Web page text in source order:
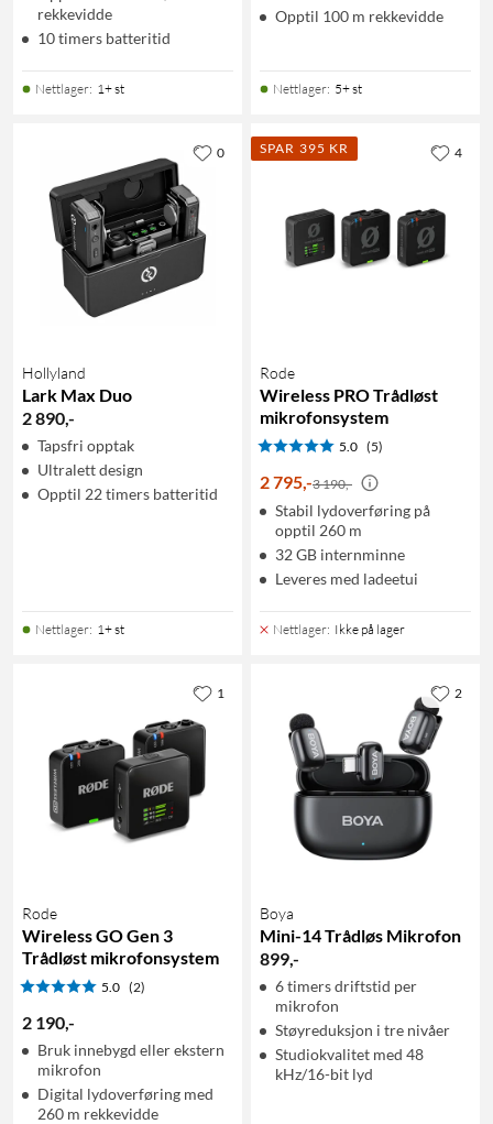
rekkevidde
10 timers batteritid
Nettlager: 1+ st
Opptil 100 m rekkevidde
Nettlager: 5+ st
Hollyland
Lark Max Duo
2 890,-
Tapsfri opptak
Ultralett design
Opptil 22 timers batteritid
Nettlager: 1+ st
0 SPAR 395 KR
Rode
Wireless PRO Trådløst
mikrofonsystem
5.0 (5)
2 795,-3 190,-
Stabil lydoverføring på
opptil 260 m
32 GB internminne
Leveres med ladeetui
Nettlager: Ikke på lager
4
Rode
Wireless GO Gen 3
Trådløst mikrofonsystem
5.0 (2)
2 190,-
Bruk innebygd eller ekstern
mikrofon
Digital lydoverføring med
260 m rekkevidde
1
Boya
Mini-14 Trådløs Mikrofon
899,-
6 timers driftstid per
mikrofon
Støyreduksjon i tre nivåer
Studiokvalitet med 48
kHz/16-bit lyd
2